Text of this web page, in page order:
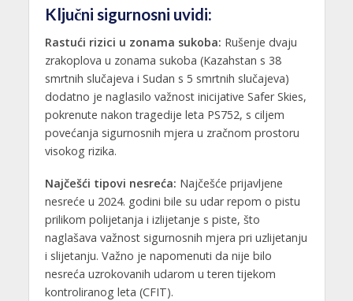
Ključni sigurnosni uvidi:
Rastući rizici u zonama sukoba: Rušenje dvaju
zrakoplova u zonama sukoba (Kazahstan s 38
smrtnih slučajeva i Sudan s 5 smrtnih slučajeva)
dodatno je naglasilo važnost inicijative Safer Skies,
pokrenute nakon tragedije leta PS752, s ciljem
povećanja sigurnosnih mjera u zračnom prostoru
visokog rizika.
Najčešći tipovi nesreća: Najčešće prijavljene
nesreće u 2024. godini bile su udar repom o pistu
prilikom polijetanja i izlijetanje s piste, što
naglašava važnost sigurnosnih mjera pri uzlijetanju
i slijetanju. Važno je napomenuti da nije bilo
nesreća uzrokovanih udarom u teren tijekom
kontroliranog leta (CFIT).